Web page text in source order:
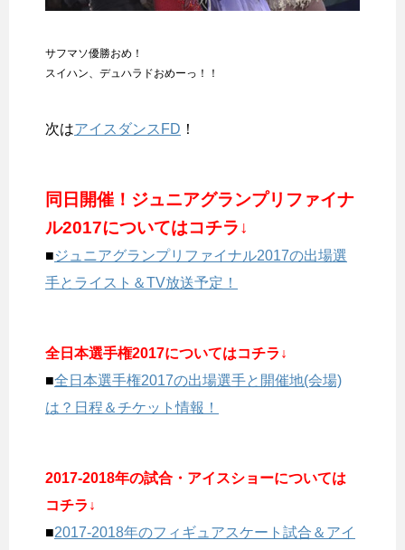
サフマソ優勝おめ！
スイハン、デュハラドおめーっ！！
次はアイスダンスFD ！
同日開催！ジュニアグランプリファイナ
ル2017についてはコチラ↓
■ジュニアグランプリファイナル2017の出場選
手とライスト＆TV放送予定！
全日本選手権2017についてはコチラ↓
■全日本選手権2017の出場選手と開催地(会場)
は？日程＆チケット情報！
2017-2018年の試合・アイスショーについては
コチラ↓
■2017-2018年のフィギュアスケート試合＆アイ